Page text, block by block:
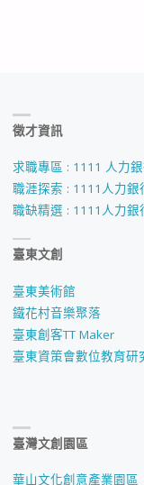
徵才資訊
求職專區 : 1111 人力
職涯探索 : 1111人力
職缺精選 : 1111人力
臺東文創
臺東美術館
鐵花村音樂聚落
臺東創客TT Maker
臺東資策會數位教育研
臺灣文創園區
華山文化創意產業園區